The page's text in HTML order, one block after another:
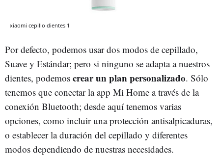
xiaomi cepillo dientes 1
Por defecto, podemos usar dos modos de cepillado,
Suave y Estándar; pero si ninguno se adapta a nuestros
dientes, podemos crear un plan personalizado. Sólo
tenemos que conectar la app Mi Home a través de la
conexión Bluetooth; desde aquí tenemos varias
opciones, como incluir una protección antisalpicaduras,
o establecer la duración del cepillado y diferentes
modos dependiendo de nuestras necesidades.